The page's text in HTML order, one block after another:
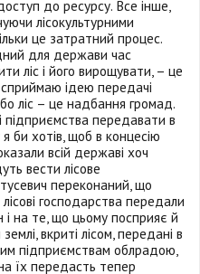
до ресурсу. Все інше,
лісокультурними
це затратний процес.
для держави час
ліс і його вирощувати, – це
сприймаю ідею передачі
ліс – це надбання громад.
підприємства передавати в
би хотів, щоб в концесію
всій державі хоч
вести лісове
переконаний, що
господарства передали
і на те, що цьому посприяє й
вкриті лісом, передані в
підприємствам облрадою,
їх передасть тепер